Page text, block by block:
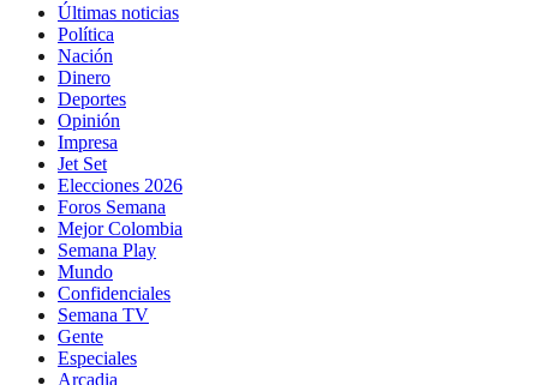
Últimas noticias
Política
Nación
Dinero
Deportes
Opinión
Impresa
Jet Set
Elecciones 2026
Foros Semana
Mejor Colombia
Semana Play
Mundo
Confidenciales
Semana TV
Gente
Especiales
Arcadia